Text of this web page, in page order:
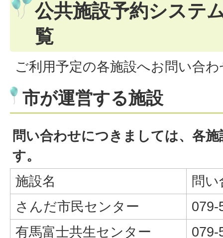
公共施設予約システ
覧
ご利用予定の各施設へお問い合
市が運営する施設
問い合わせにつきましては、各
す。
施設名
問
さんだ市民センター
079-
有馬富士共生センター
079-